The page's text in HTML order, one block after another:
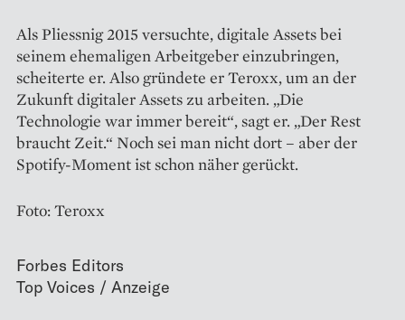
Als Pliessnig 2015 versuchte, digitale Assets bei
seinem ehemaligen Arbeitgeber einzubringen,
scheiterte er. Also gründete er Teroxx, um an der
Zukunft digitaler Assets zu arbeiten. „Die
Technologie war immer bereit“, sagt er. „Der Rest
braucht Zeit.“ Noch sei man nicht dort – aber der
Spotify-Moment ist schon näher gerückt.
Foto: Teroxx
Forbes Editors